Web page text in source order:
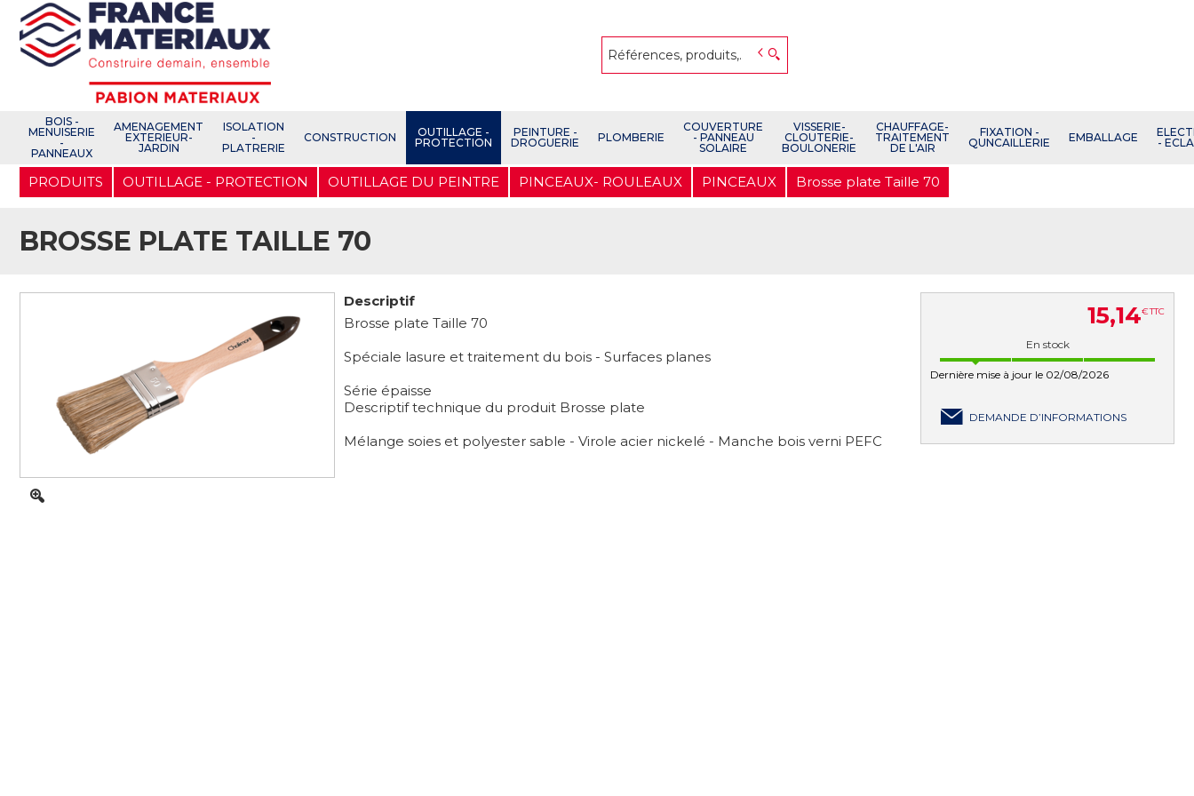
Aller
contenu
BOIS -
MENUISERIE
-
PANNEAUX
AMENAGEMENT
EXTERIEUR-
JARDIN
ISOLATION
-
PLATRERIE
CONSTRUCTION
OUTILLAGE -
PROTECTION
PEINTURE -
DROGUERIE
PLOMBERIE
COUVERTURE
- PANNEAU
SOLAIRE
VISSERIE-
CLOUTERIE-
BOULONERIE
CHAUFFAGE-
TRAITEMENT
DE L'AIR
FIXATION -
QUNCAILLERIE
EMBALLAGE
-
PRODUITS OUTILLAGE - PROTECTION OUTILLAGE DU PEINTRE PINCEAUX- ROULEAUX PINCEAUX Brosse plate Taille 70
BROSSE PLATE TAILLE 70
Descriptif
Brosse plate Taille 70
Spéciale lasure et traitement du bois - Surfaces planes
Série épaisse
Descriptif technique du produit Brosse plate
Mélange soies et polyester sable - Virole acier nickelé - Manche bois verni PEFC
15,14€TTC
En stock
Dernière mise à jour le 02/08/2026
DEMANDE D’INFORMATIONS